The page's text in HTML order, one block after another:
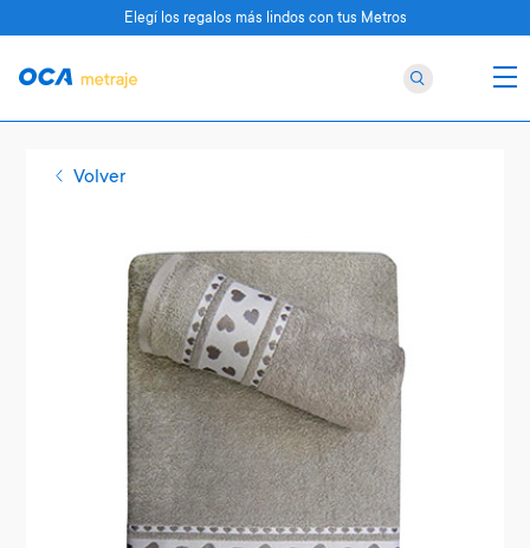
Volver
Elegí los regalos más lindos con tus Metros